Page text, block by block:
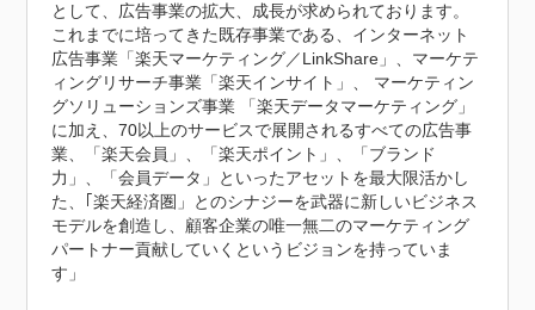
として、広告事業の拡大、成長が求められております。
これまでに培ってきた既存事業である、インターネット
広告事業「楽天マーケティング／LinkShare」、マーケテ
ィングリサーチ事業「楽天インサイト」、 マーケティン
グソリューションズ事業 「楽天データマーケティング」
に加え、70以上のサービスで展開されるすべての広告事
業、「楽天会員」、「楽天ポイント」、「ブランド
力」、「会員データ」といったアセットを最大限活かし
た、｢楽天経済圏」とのシナジーを武器に新しいビジネス
モデルを創造し、顧客企業の唯一無二のマーケティング
パートナー貢献していくというビジョンを持っていま
す」